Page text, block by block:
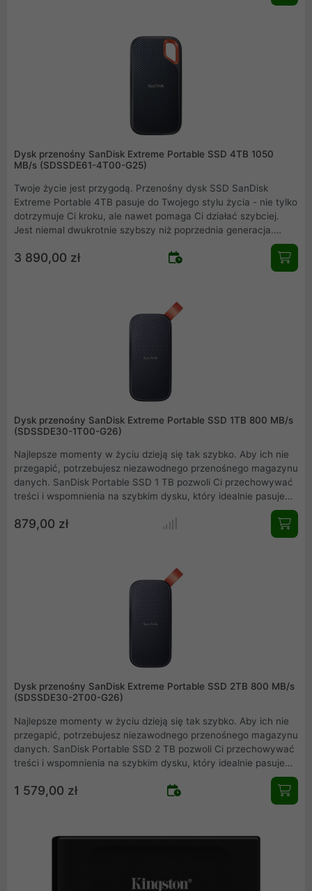
całe portfolio lub zapisywać na bieżąco swoją pracę. Dysk
Dysk przenośny SanDisk Extreme Portable SSD 4TB 1050
MB/s (SDSSDE61-4T00-G25)
Twoje życie jest przygodą. Przenośny dysk SSD SanDisk
Extreme Portable 4TB pasuje do Twojego stylu życia - nie tylko
dotrzymuje Ci kroku, ale nawet pomaga Ci działać szybciej.
Jest niemal dwukrotnie szybszy niż poprzednia generacja.
Uzyskaj szybką wydajność dysku SSD NVMe z prędkością
odczytu do 1050 MB/s i prędkością zapisu do 1000 MB/s w
przenośnym dysku, który idealnie nadaje się do tworzenia
3 890,00 zł
Dysk przenośny SanDisk Extreme Portable SSD 1TB 800 MB/s
(SDSSDE30-1T00-G26)
Najlepsze momenty w życiu dzieją się tak szybko. Aby ich nie
przegapić, potrzebujesz niezawodnego przenośnego magazynu
danych. SanDisk Portable SSD 1 TB pozwoli Ci przechowywać
treści i wspomnienia na szybkim dysku, który idealnie pasuje
879,00 zł
Dysk przenośny SanDisk Extreme Portable SSD 2TB 800 MB/s
(SDSSDE30-2T00-G26)
Najlepsze momenty w życiu dzieją się tak szybko. Aby ich nie
przegapić, potrzebujesz niezawodnego przenośnego magazynu
danych. SanDisk Portable SSD 2 TB pozwoli Ci przechowywać
treści i wspomnienia na szybkim dysku, który idealnie pasuje
1 579,00 zł